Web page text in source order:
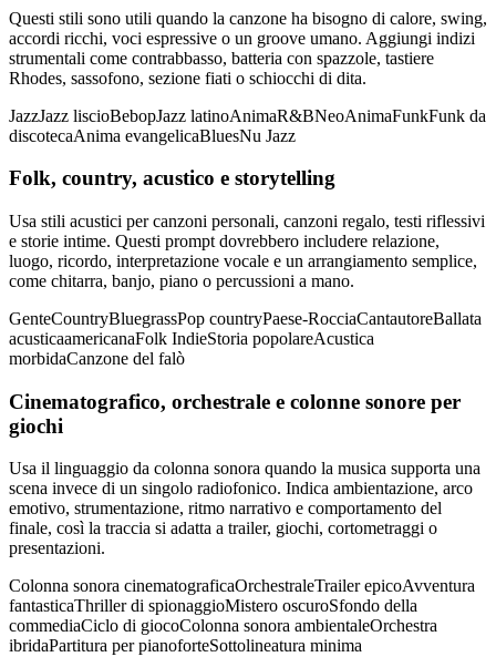
Questi stili sono utili quando la canzone ha bisogno di calore, swing,
accordi ricchi, voci espressive o un groove umano. Aggiungi indizi
strumentali come contrabbasso, batteria con spazzole, tastiere
Rhodes, sassofono, sezione fiati o schiocchi di dita.
JazzJazz liscioBebopJazz latinoAnimaR&BNeoAnimaFunkFunk da
discotecaAnima evangelicaBluesNu Jazz
Folk, country, acustico e storytelling
Usa stili acustici per canzoni personali, canzoni regalo, testi riflessivi
e storie intime. Questi prompt dovrebbero includere relazione,
luogo, ricordo, interpretazione vocale e un arrangiamento semplice,
come chitarra, banjo, piano o percussioni a mano.
GenteCountryBluegrassPop countryPaese-RocciaCantautoreBallata
acusticaamericanaFolk IndieStoria popolareAcustica
morbidaCanzone del falò
Cinematografico, orchestrale e colonne sonore per
giochi
Usa il linguaggio da colonna sonora quando la musica supporta una
scena invece di un singolo radiofonico. Indica ambientazione, arco
emotivo, strumentazione, ritmo narrativo e comportamento del
finale, così la traccia si adatta a trailer, giochi, cortometraggi o
presentazioni.
Colonna sonora cinematograficaOrchestraleTrailer epicoAvventura
fantasticaThriller di spionaggioMistero oscuroSfondo della
commediaCiclo di giocoColonna sonora ambientaleOrchestra
ibridaPartitura per pianoforteSottolineatura minima